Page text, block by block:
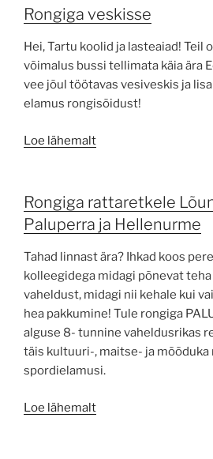
Rongiga veskisse
Hei, Tartu koolid ja lasteaiad! Teil
võimalus bussi tellimata käia ära
vee jõul töötavas vesiveskis ja
elamus rongisõidust!
Loe lähemalt
Rongiga rattaretkele
Paluperra ja Hellenurme
Tahad linnast ära? Ihkad koos
kolleegidega midagi põnevat teha
vaheldust, midagi nii kehale kui
hea pakkumine! Tule rongiga
alguse 8- tunnine vaheldusrikas
täis kultuuri-, maitse- ja mõõduka
spordielamusi.
Loe lähemalt